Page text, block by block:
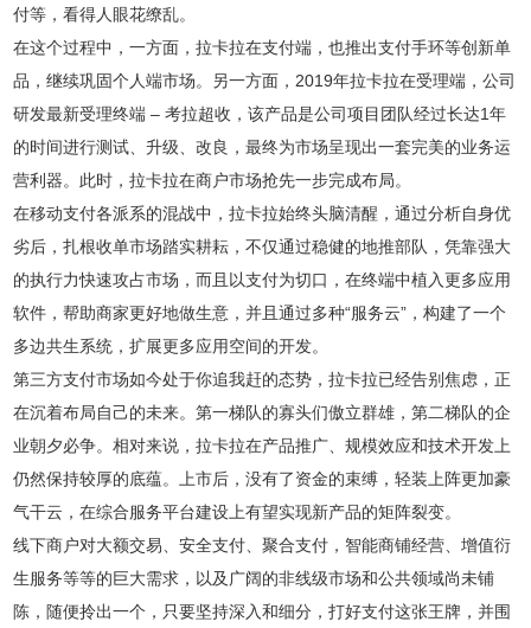
付等，看得人眼花缭乱。
在这个过程中，一方面，拉卡拉在支付端，也推出支付手环等创新单
品，继续巩固个人端市场。另一方面，2019年拉卡拉在受理端，公司
研发最新受理终端 – 考拉超收，该产品是公司项目团队经过长达1年
的时间进行测试、升级、改良，最终为市场呈现出一套完美的业务运
营利器。此时，拉卡拉在商户市场抢先一步完成布局。
在移动支付各派系的混战中，拉卡拉始终头脑清醒，通过分析自身优
劣后，扎根收单市场踏实耕耘，不仅通过稳健的地推部队，凭靠强大
的执行力快速攻占市场，而且以支付为切口，在终端中植入更多应用
软件，帮助商家更好地做生意，并且通过多种“服务云”，构建了一个
多边共生系统，扩展更多应用空间的开发。
第三方支付市场如今处于你追我赶的态势，拉卡拉已经告别焦虑，正
在沉着布局自己的未来。第一梯队的寡头们傲立群雄，第二梯队的企
业朝夕必争。相对来说，拉卡拉在产品推广、规模效应和技术开发上
仍然保持较厚的底蕴。上市后，没有了资金的束缚，轻装上阵更加豪
气干云，在综合服务平台建设上有望实现新产品的矩阵裂变。
线下商户对大额交易、安全支付、聚合支付，智能商铺经营、增值衍
生服务等等的巨大需求，以及广阔的非线级市场和公共领域尚未铺
陈，随便拎出一个，只要坚持深入和细分，打好支付这张王牌，并围